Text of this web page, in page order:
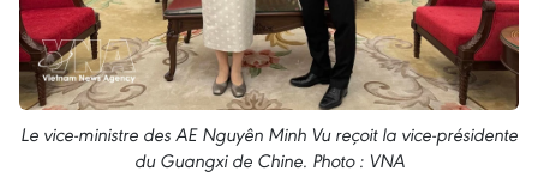
Le vice-ministre des AE Nguyên Minh Vu reçoit la vice-présidente
du Guangxi de Chine. Photo : VNA